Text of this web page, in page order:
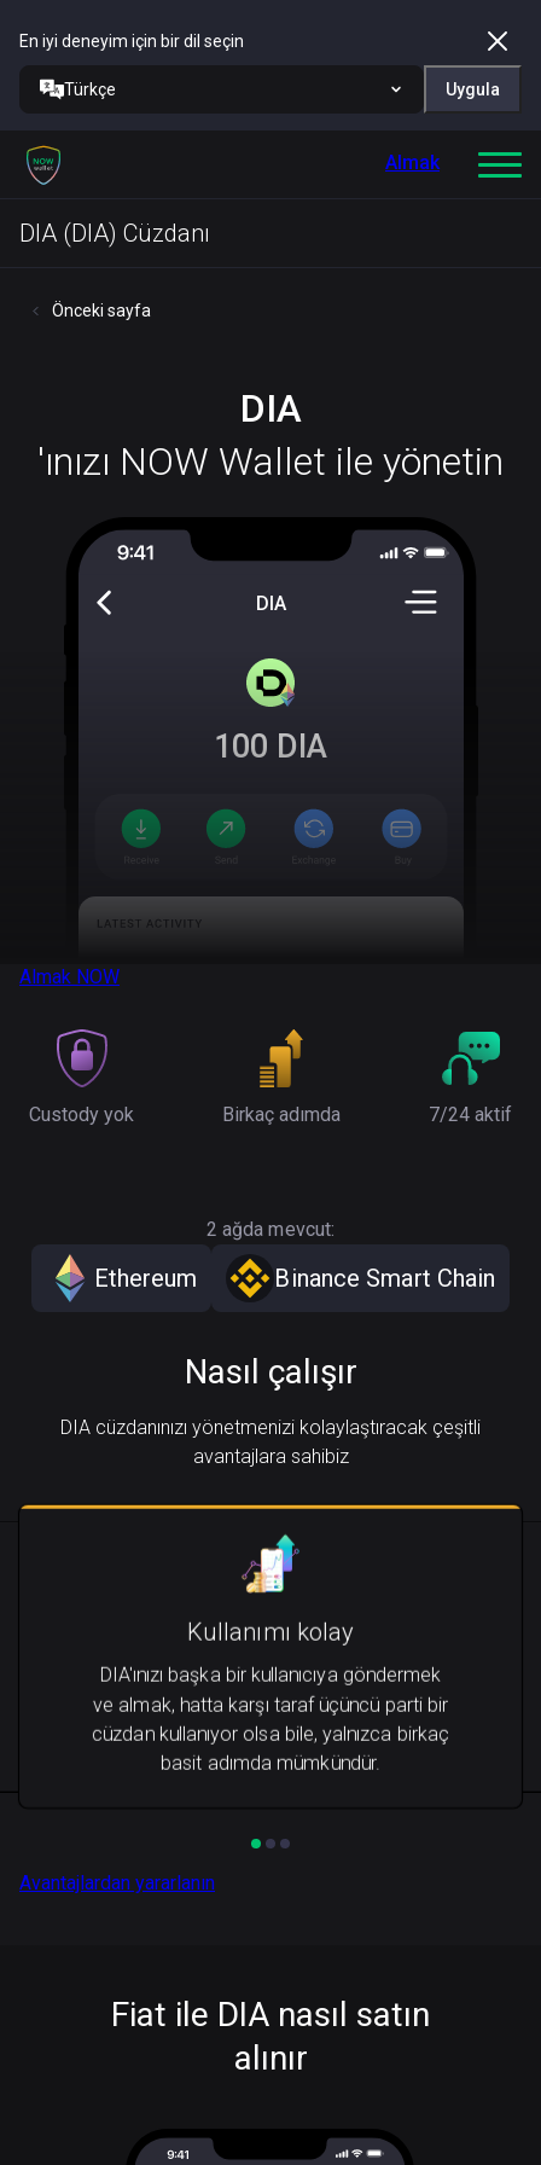
En iyi deneyim için bir dil seçin
Türkçe Uygula
Almak
DIA (DIA) Cüzdanı
Önceki sayfa
DIA
'ınızı NOW Wallet ile yönetin
DIA
100 DIA
Almak NOW
Custody yok Birkaç adımda 7/24 aktif
2 ağda mevcut:
Ethereum Binance Smart Chain
Nasıl çalışır
DIA cüzdanınızı yönetmenizi kolaylaştıracak çeşitli
avantajlara sahibiz
Kullanımı kolay
DIA'ınızı başka bir kullanıcıya göndermek
ve almak, hatta karşı taraf üçüncü parti bir
cüzdan kullanıyor olsa bile, yalnızca birkaç
basit adımda mümkündür.
Avantajlardan yararlanın
Fiat ile DIA nasıl satın
alınır